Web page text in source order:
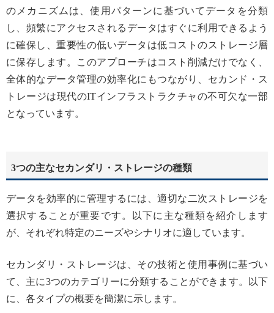
のメカニズムは、使用パターンに基づいてデータを分類
し、頻繁にアクセスされるデータはすぐに利用できるよう
に確保し、重要性の低いデータは低コストのストレージ層
に保存します。このアプローチはコスト削減だけでなく、
全体的なデータ管理の効率化にもつながり、セカンド・ス
トレージは現代のITインフラストラクチャの不可欠な一部
となっています。
3つの主なセカンダリ・ストレージの種類
データを効率的に管理するには、適切な二次ストレージを
選択することが重要です。以下に主な種類を紹介します
が、それぞれ特定のニーズやシナリオに適しています。
セカンダリ・ストレージは、その技術と使用事例に基づい
て、主に3つのカテゴリーに分類することができます。以下
に、各タイプの概要を簡潔に示します。